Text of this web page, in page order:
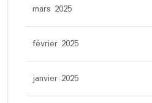
mars 2025
février 2025
janvier 2025